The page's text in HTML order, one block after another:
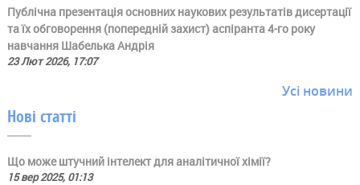
Публічна презентація основних наукових результатів дисертації
та їх обговорення (попередній захист) аспіранта 4-го року
навчання Шабелька Андрія
23 Лют 2026, 17:07
Усі новини
Нові статті
Що може штучний інтелект для аналітичної хімії?
15 вер 2025, 01:13